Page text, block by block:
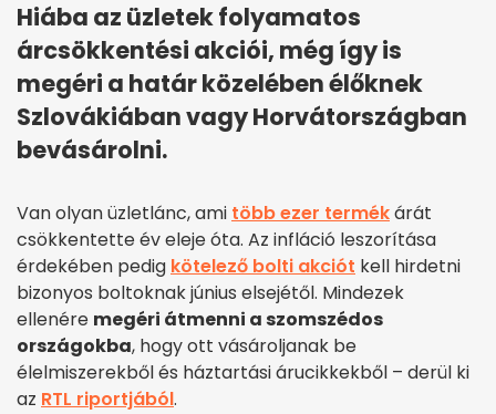
Hiába az üzletek folyamatos
árcsökkentési akciói, még így is
megéri a határ közelében élőknek
Szlovákiában vagy Horvátországban
bevásárolni.
Van olyan üzletlánc, ami több ezer termékárát
csökkentette év eleje óta. Az infláció leszorítása
érdekében pedig kötelező bolti akciót kell hirdetni
bizonyos boltoknak június elsejétől. Mindezek
ellenére megéri átmenni a szomszédos
országokba, hogy ott vásároljanak be
élelmiszerekből és háztartási árucikkekből – derül ki
az RTL riportjából.